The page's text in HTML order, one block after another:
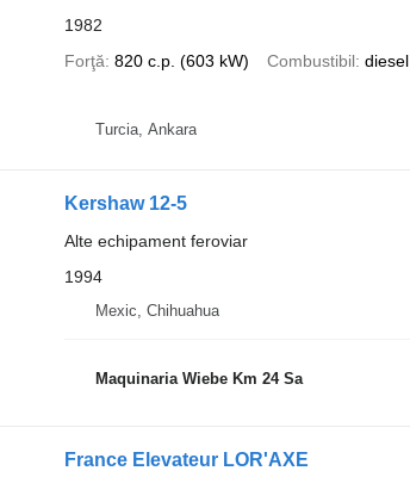
1982
Forţă 820 c.p. (603 kW) Combustibil diesel
Turcia, Ankara
Kershaw 12-5
Alte echipament feroviar
1994
Mexic, Chihuahua
Maquinaria Wiebe Km 24 Sa
France Elevateur LOR'AXE